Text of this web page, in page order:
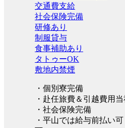
交通費支給
社会保険完備
研修あり
制服貸与
食事補助あり
タトゥーOK
敷地内禁煙
・個別寮完備
・赴任旅費＆引越費用
・社会保険完備
・平山では給与前払い